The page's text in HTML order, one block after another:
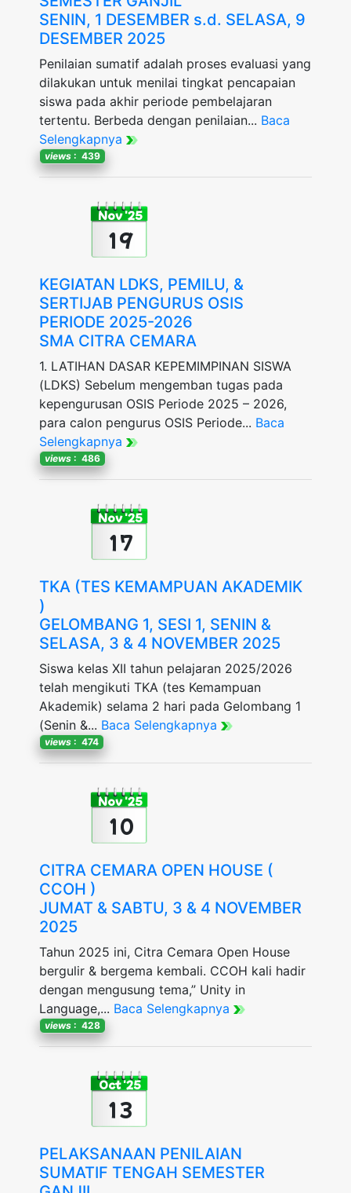
SENIN, 1 DESEMBER s.d. SELASA, 9
DESEMBER 2025
Penilaian sumatif adalah proses evaluasi yang
dilakukan untuk menilai tingkat pencapaian
siswa pada akhir periode pembelajaran
tertentu. Berbeda dengan penilaian... Baca
Selengkapnya
views : 439
Nov '25
19
KEGIATAN LDKS, PEMILU, &
SERTIJAB PENGURUS OSIS
PERIODE 2025-2026
SMA CITRA CEMARA
1. LATIHAN DASAR KEPEMIMPINAN SISWA
(LDKS) Sebelum mengemban tugas pada
kepengurusan OSIS Periode 2025 – 2026,
para calon pengurus OSIS Periode... Baca
Selengkapnya
views : 486
Nov '25
17
TKA (TES KEMAMPUAN AKADEMIK
)
GELOMBANG 1, SESI 1, SENIN &
SELASA, 3 & 4 NOVEMBER 2025
Siswa kelas XII tahun pelajaran 2025/2026
telah mengikuti TKA (tes Kemampuan
Akademik) selama 2 hari pada Gelombang 1
(Senin &... Baca Selengkapnya
views : 474
Nov '25
10
CITRA CEMARA OPEN HOUSE (
CCOH )
JUMAT & SABTU, 3 & 4 NOVEMBER
2025
Tahun 2025 ini, Citra Cemara Open House
bergulir & bergema kembali. CCOH kali hadir
dengan mengusung tema,” Unity in
Language,... Baca Selengkapnya
views : 428
Oct '25
13
PELAKSANAAN PENILAIAN
SUMATIF TENGAH SEMESTER